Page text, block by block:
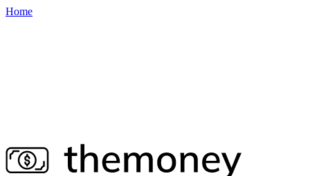
Home